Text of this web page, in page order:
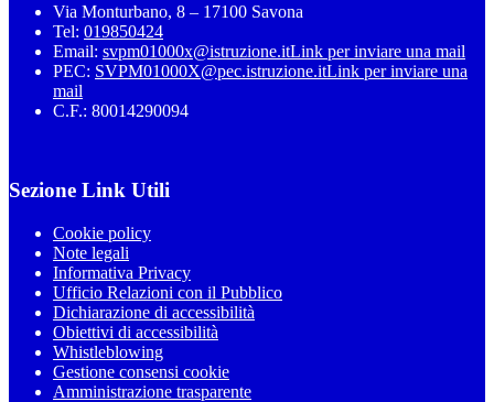
Via Monturbano, 8 – 17100 Savona
Tel: 019850424
Email: svpm01000x@istruzione.itLink per inviare una mail
PEC: SVPM01000X@pec.istruzione.itLink per inviare una
mail
C.F.: 80014290094
Sezione Link Utili
Cookie policy
Note legali
Informativa Privacy
Ufficio Relazioni con il Pubblico
Dichiarazione di accessibilità
Obiettivi di accessibilità
Whistleblowing
Gestione consensi cookie
Amministrazione trasparente